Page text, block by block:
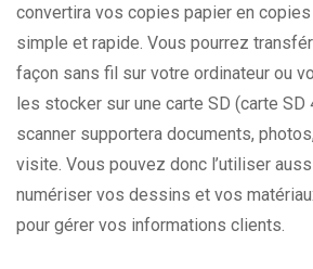
convertira vos copies papier en
simple et rapide. Vous pourrez
façon sans fil sur votre ordinateur ou
les stocker sur une carte SD (carte SD
scanner supportera documents,
visite. Vous pouvez donc l’utiliser
numériser vos dessins et vos
pour gérer vos informations clients.